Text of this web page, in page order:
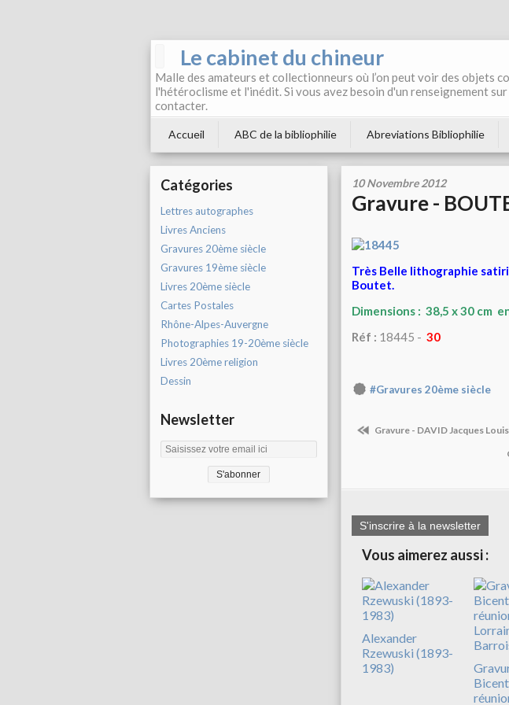
Le cabinet du chineur
Malle des amateurs et collectionneurs où l’on peut voir des objets
l'hétéroclisme et l'inédit. Si vous avez besoin d'un renseignement sur
contacter.
Accueil ABC de la bibliophilie Abreviations Bibliophilie
Catégories
Lettres autographes
Livres Anciens
Gravures 20ème siècle
Gravures 19ème siècle
Livres 20ème siècle
Cartes Postales
Rhône-Alpes-Auvergne
Photographies 19-20ème siècle
Livres 20ème religion
Dessin
Newsletter
10 Novembre 2012
Gravure -
Très Belle lithographie
Boutet.
Dimensions : 38,5 x 30 cm
Réf : 18445 - 30
#Gravures 20ème siècle
Gravure - DAVID Jacques
S'inscrire à la newsletter
Vous aimerez aussi :
Alexander
Rzewuski (1893-
1983)